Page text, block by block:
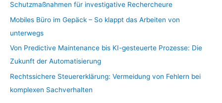
Schutzmaßnahmen für investigative Rechercheure
Mobiles Büro im Gepäck – So klappt das Arbeiten von
unterwegs
Von Predictive Maintenance bis KI-gesteuerte Prozesse: Die
Zukunft der Automatisierung
Rechtssichere Steuererklärung: Vermeidung von Fehlern bei
komplexen Sachverhalten